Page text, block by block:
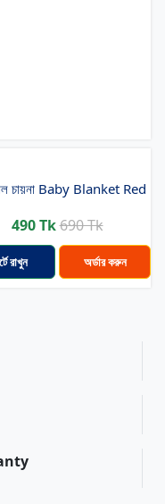
চায়না Baby Blanket Red
490 Tk690 Tk
রাখুন অর্ডার করুন